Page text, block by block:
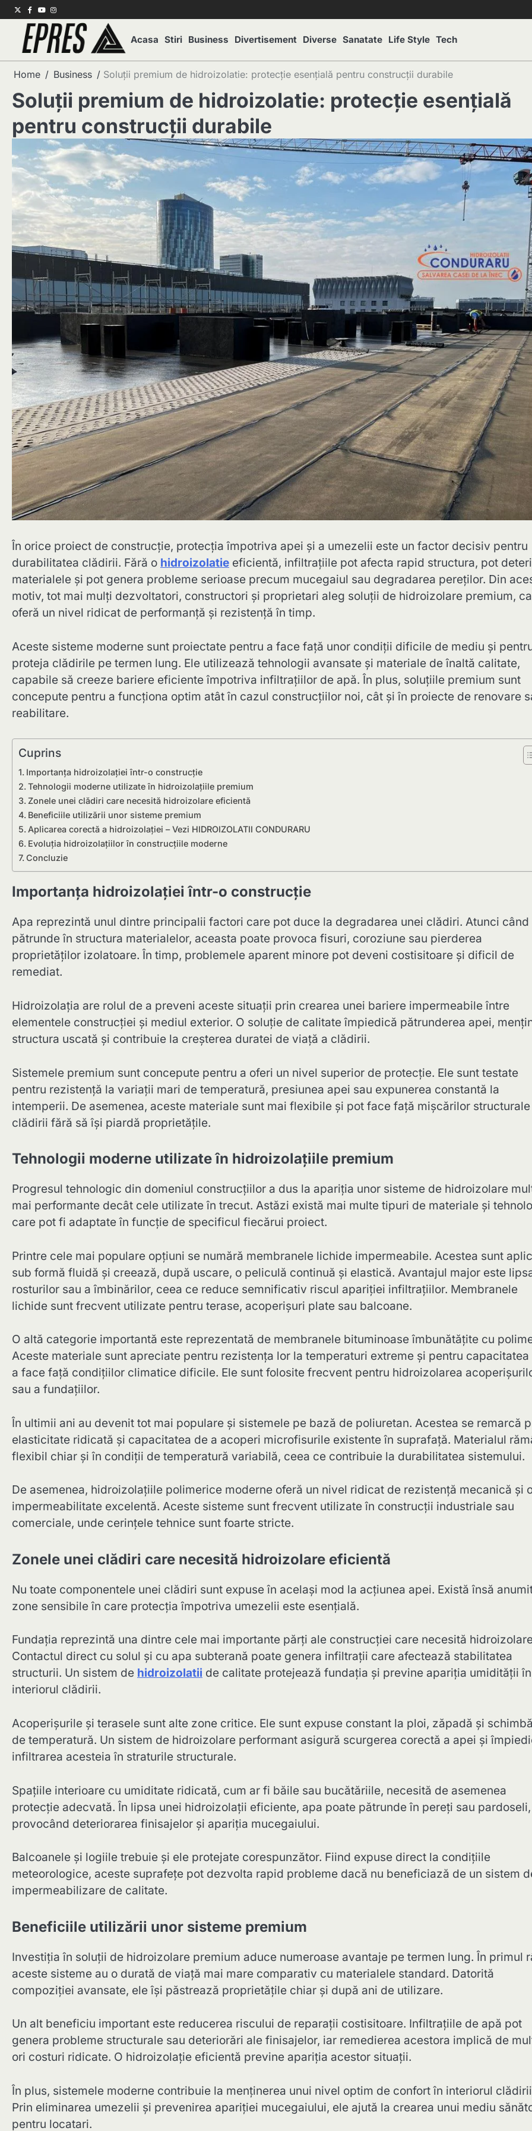
Skip
to
content
Twitter
Facebook
YoutubeInstagram
Acasa Stiri Business Divertisement Diverse Sanatate Life Style Tech
Home Business Soluții premium de hidroizolatie: protecție esențială pentru construcții durabile
Soluții premium de hidroizolatie: protecție esențială
pentru construcții durabile
În orice proiect de construcție, protecția împotriva apei și a umezelii este un factor decisiv pentru
durabilitatea clădirii. Fără o hidroizolatie eficientă, infiltrațiile pot afecta rapid structura, pot
materialele și pot genera probleme serioase precum mucegaiul sau degradarea pereților. Din
motiv, tot mai mulți dezvoltatori, constructori și proprietari aleg soluții de hidroizolare premium,
oferă un nivel ridicat de performanță și rezistență în timp.
Aceste sisteme moderne sunt proiectate pentru a face față unor condiții dificile de mediu și
proteja clădirile pe termen lung. Ele utilizează tehnologii avansate și materiale de înaltă calitate,
capabile să creeze bariere eficiente împotriva infiltrațiilor de apă. În plus, soluțiile premium sunt
concepute pentru a funcționa optim atât în cazul construcțiilor noi, cât și în proiecte de renovare
reabilitare.
Cuprins
Importanța hidroizolației într-o construcție
Tehnologii moderne utilizate în hidroizolațiile premium
Zonele unei clădiri care necesită hidroizolare eficientă
Beneficiile utilizării unor sisteme premium
Aplicarea corectă a hidroizolației – Vezi HIDROIZOLATII CONDURARU
Evoluția hidroizolațiilor în construcțiile moderne
Concluzie
Importanța hidroizolației într-o construcție
Apa reprezintă unul dintre principalii factori care pot duce la degradarea unei clădiri. Atunci când
pătrunde în structura materialelor, aceasta poate provoca fisuri, coroziune sau pierderea
proprietăților izolatoare. În timp, problemele aparent minore pot deveni costisitoare și dificil de
remediat.
Hidroizolația are rolul de a preveni aceste situații prin crearea unei bariere impermeabile între
elementele construcției și mediul exterior. O soluție de calitate împiedică pătrunderea apei,
structura uscată și contribuie la creșterea duratei de viață a clădirii.
Sistemele premium sunt concepute pentru a oferi un nivel superior de protecție. Ele sunt testate
pentru rezistență la variații mari de temperatură, presiunea apei sau expunerea constantă la
intemperii. De asemenea, aceste materiale sunt mai flexibile și pot face față mișcărilor
clădirii fără să își piardă proprietățile.
Tehnologii moderne utilizate în hidroizolațiile premium
Progresul tehnologic din domeniul construcțiilor a dus la apariția unor sisteme de hidroizolare
mai performante decât cele utilizate în trecut. Astăzi există mai multe tipuri de materiale și
care pot fi adaptate în funcție de specificul fiecărui proiect.
Printre cele mai populare opțiuni se numără membranele lichide impermeabile. Acestea sunt
sub formă fluidă și creează, după uscare, o peliculă continuă și elastică. Avantajul major este
rosturilor sau a îmbinărilor, ceea ce reduce semnificativ riscul apariției infiltrațiilor. Membranele
lichide sunt frecvent utilizate pentru terase, acoperișuri plate sau balcoane.
O altă categorie importantă este reprezentată de membranele bituminoase îmbunătățite cu
Aceste materiale sunt apreciate pentru rezistența lor la temperaturi extreme și pentru capacitatea
a face față condițiilor climatice dificile. Ele sunt folosite frecvent pentru hidroizolarea
sau a fundațiilor.
În ultimii ani au devenit tot mai populare și sistemele pe bază de poliuretan. Acestea se remarcă
elasticitate ridicată și capacitatea de a acoperi microfisurile existente în suprafață. Materialul
flexibil chiar și în condiții de temperatură variabilă, ceea ce contribuie la durabilitatea sistemului.
De asemenea, hidroizolațiile polimerice moderne oferă un nivel ridicat de rezistență mecanică și
impermeabilitate excelentă. Aceste sisteme sunt frecvent utilizate în construcții industriale sau
comerciale, unde cerințele tehnice sunt foarte stricte.
Zonele unei clădiri care necesită hidroizolare eficientă
Nu toate componentele unei clădiri sunt expuse în același mod la acțiunea apei. Există însă
zone sensibile în care protecția împotriva umezelii este esențială.
Fundația reprezintă una dintre cele mai importante părți ale construcției care necesită
Contactul direct cu solul și cu apa subterană poate genera infiltrații care afectează stabilitatea
structurii. Un sistem de hidroizolatii de calitate protejează fundația și previne apariția umidității în
interiorul clădirii.
Acoperișurile și terasele sunt alte zone critice. Ele sunt expuse constant la ploi, zăpadă și
de temperatură. Un sistem de hidroizolare performant asigură scurgerea corectă a apei și
infiltrarea acesteia în straturile structurale.
Spațiile interioare cu umiditate ridicată, cum ar fi băile sau bucătăriile, necesită de asemenea
protecție adecvată. În lipsa unei hidroizolații eficiente, apa poate pătrunde în pereți sau pardoseli,
provocând deteriorarea finisajelor și apariția mucegaiului.
Balcoanele și logiile trebuie și ele protejate corespunzător. Fiind expuse direct la condițiile
meteorologice, aceste suprafețe pot dezvolta rapid probleme dacă nu beneficiază de un sistem
impermeabilizare de calitate.
Beneficiile utilizării unor sisteme premium
Investiția în soluții de hidroizolare premium aduce numeroase avantaje pe termen lung. În primul
aceste sisteme au o durată de viață mai mare comparativ cu materialele standard. Datorită
compoziției avansate, ele își păstrează proprietățile chiar și după ani de utilizare.
Un alt beneficiu important este reducerea riscului de reparații costisitoare. Infiltrațiile de apă pot
genera probleme structurale sau deteriorări ale finisajelor, iar remedierea acestora implică de
ori costuri ridicate. O hidroizolație eficientă previne apariția acestor situații.
În plus, sistemele moderne contribuie la menținerea unui nivel optim de confort în interiorul
Prin eliminarea umezelii și prevenirea apariției mucegaiului, ele ajută la crearea unui mediu
pentru locatari.